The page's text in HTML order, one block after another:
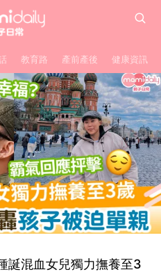
教育路 產前產後 健康資訊
誕混血女兒獨力撫養至3